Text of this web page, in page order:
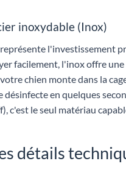
inoxydable (Inox)
l'investissement
facilement, l'inox offre
chien monte dans la
désinfecte en quelques
c'est le seul matériau
détails